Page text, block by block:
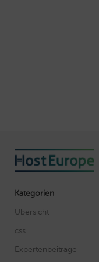
Kategorien
Übersicht
css
Expertenbeiträge